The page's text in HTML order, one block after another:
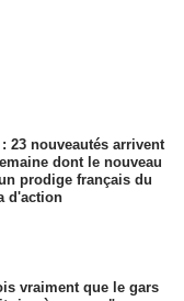
23 nouveautés arrivent
dont le nouveau
prodige français du
d'action
vraiment que le gars